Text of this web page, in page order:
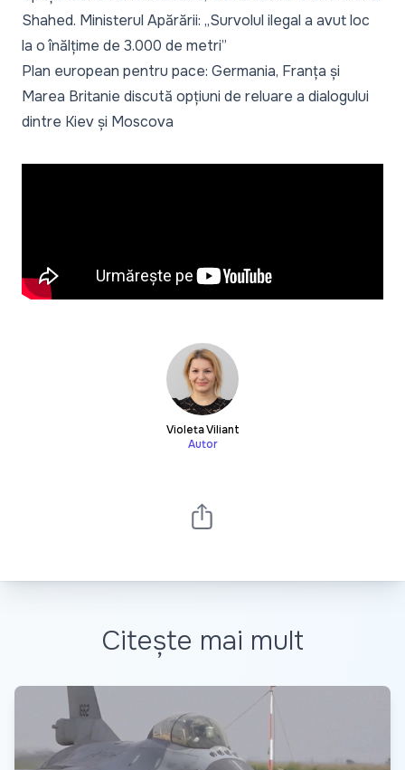
Shahed. Ministerul Apărării: „Survolul ilegal a avut loc
la o înălțime de 3.000 de metri”
Plan european pentru pace: Germania, Franța și
Marea Britanie discută opțiuni de reluare a dialogului
dintre Kiev și Moscova
Violeta Viliant
Autor
Citește mai mult